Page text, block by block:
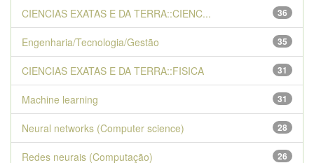
36
CIENCIAS EXATAS E DA TERRA::CIENC...
35
Engenharia/Tecnologia/Gestão
31
CIENCIAS EXATAS E DA TERRA::FISICA
31
Machine learning
28
Neural networks (Computer science)
26
Redes neurais (Computação)